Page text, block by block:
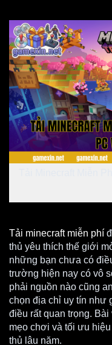
Tải minecraft miễn phí
thủ yêu thích thế giới
những bạn chưa có
trường hiện nay có vô
phải nguồn nào cũng
chọn địa chỉ uy tín như
điều rất quan trọng.
mẹo chơi và tối ưu
thủ lâu năm.